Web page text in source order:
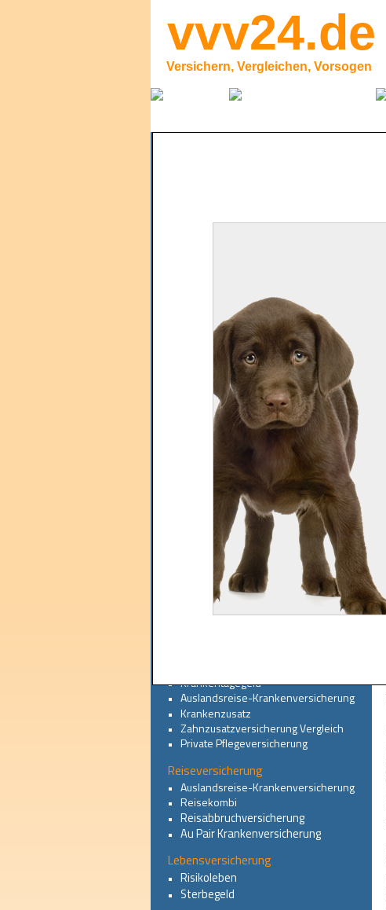
vvv24.de
Versichern, Vergleichen, Vorsogen
Rechtsschutzversicherung
Tierversicherung
Hundehaftpflicht
Pferdehaftpflicht
Hausratversicherung
Hausratversicherung
Glasversicherung
Wohngebäudeversicherung
Bauleistungsversicherung
Autoversicherung
KFZ Versicherung (private Nutzung)
gewerblicher Pkw
Motorrad
Wohnmobil
Wohnwagen
• Krankentagegeld
• Auslandsreise-Krankenversicherung
• Krankenzusatz
• Zahnzusatzversicherung Vergleich
• Private Pflegeversicherung
Reiseversicherung
• Auslandsreise-Krankenversicherung
• Reisekombi
• Reisabbruchversicherung
• Au Pair Krankenversicherung
Lebensversicherung
• Risikoleben
• Sterbegeld